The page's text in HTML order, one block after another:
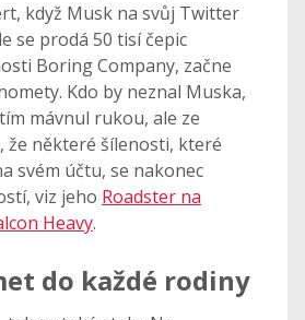
když Musk na svůj Twitter
se prodá 50 tisí čepic
Boring Company, začne
Kdo by neznal Muska,
mávnul rukou, ale ze
že některé šílenosti, které
svém účtu, se nakonec
viz jeho Roadster na
Heavy.
do každé rodiny